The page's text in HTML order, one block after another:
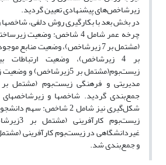
زیرشاخص‌های پیشنهادی تعیین گردید.
در بخش بعد با بکارگیری روش دلفی،
چرخه عمر شامل 4 شاخص: وضعیت
(مشتمل بر 7 زیرشاخص)، وضعیت
بر 4 زیرشاخص)، وضعیت
زیست‌بوم‌(مشتمل بر
جمع‌بندی گردید. شاخصها و زیرشاخصهای
شکل‌گیری نیز شامل 2 شاخص:
زیست‌بوم‌
و جمع‌بندی شد.